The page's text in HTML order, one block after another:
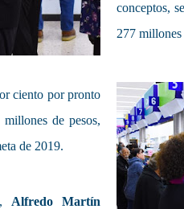
conceptos,
277 millones
ciento por pronto
de pesos,
de 2019.
Alfredo Martín